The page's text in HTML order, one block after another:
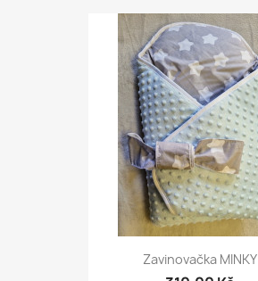
Zavinovačka MINKY